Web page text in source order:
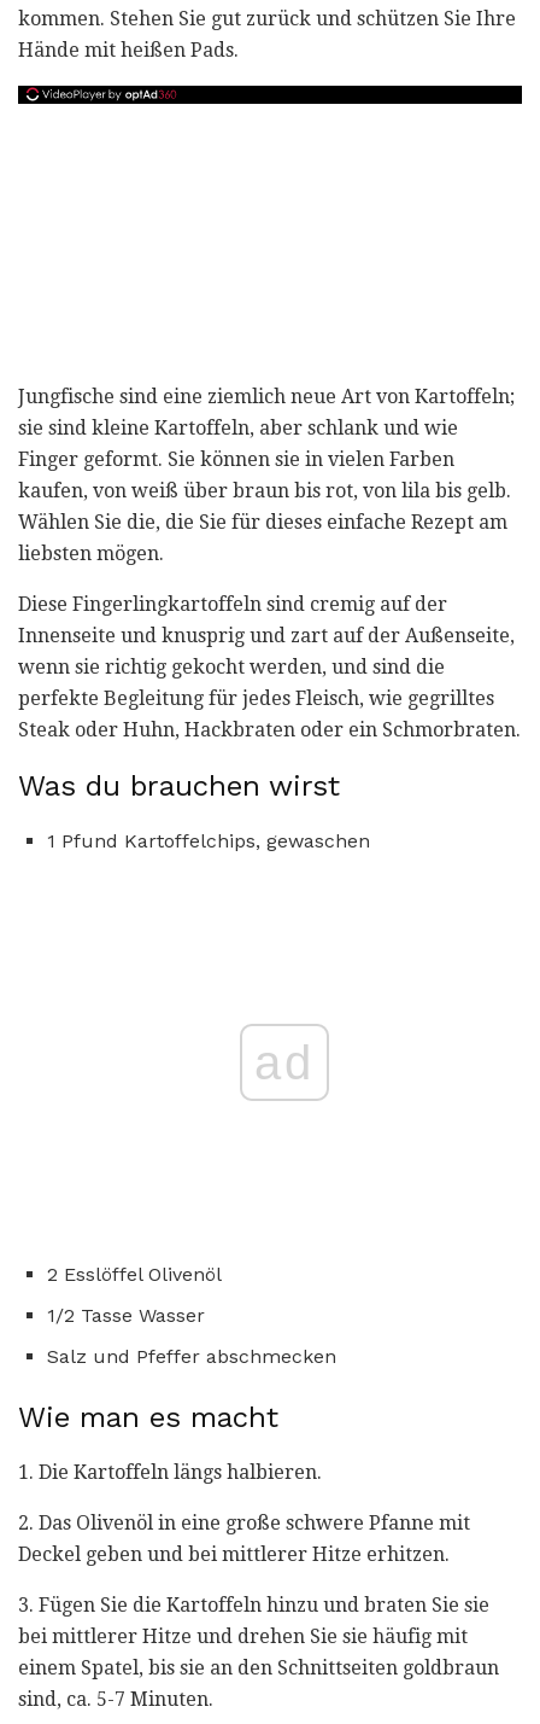
kommen. Stehen Sie gut zurück und schützen Sie Ihre
Hände mit heißen Pads.
Jungfische sind eine ziemlich neue Art von Kartoffeln;
sie sind kleine Kartoffeln, aber schlank und wie
Finger geformt. Sie können sie in vielen Farben
kaufen, von weiß über braun bis rot, von lila bis gelb.
Wählen Sie die, die Sie für dieses einfache Rezept am
liebsten mögen.
Diese Fingerlingkartoffeln sind cremig auf der
Innenseite und knusprig und zart auf der Außenseite,
wenn sie richtig gekocht werden, und sind die
perfekte Begleitung für jedes Fleisch, wie gegrilltes
Steak oder Huhn, Hackbraten oder ein Schmorbraten.
Was du brauchen wirst
1 Pfund Kartoffelchips, gewaschen
ad
2 Esslöffel Olivenöl
1/2 Tasse Wasser
Salz und Pfeffer abschmecken
Wie man es macht
1. Die Kartoffeln längs halbieren.
2. Das Olivenöl in eine große schwere Pfanne mit
Deckel geben und bei mittlerer Hitze erhitzen.
3. Fügen Sie die Kartoffeln hinzu und braten Sie sie
bei mittlerer Hitze und drehen Sie sie häufig mit
einem Spatel, bis sie an den Schnittseiten goldbraun
sind, ca. 5-7 Minuten.